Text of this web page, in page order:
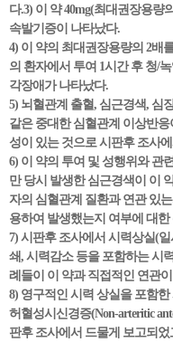
다.3) 이 약 40mg(최대권장용량
속발기증이 나타났다.
4) 이 약의 최대권장용량의 2배
의 환자에서 투여 1시간 후 청/
각장애가 나타났다.
5) 뇌혈관계 출혈, 심근경색, 심
같은 중대한 심혈관계 이상반
성이 있는 것으로 시판후 조사
6) 이 약의 투여 및 성행위와 관
만 당시 발생한 심근경색이 이
자의 심혈관계 질환과 연관 있
용하여 발생했는지 여부에 대
7) 시판후 조사에서 시력상실(
쇄, 시력감소 등을 포함하는 시
례들이 이 약과 직접적인 연관
8) 영구적인 시력 상실을 포함
허혈성시신경증(Non-arteritic
판후 조사에서 드물게 보고되